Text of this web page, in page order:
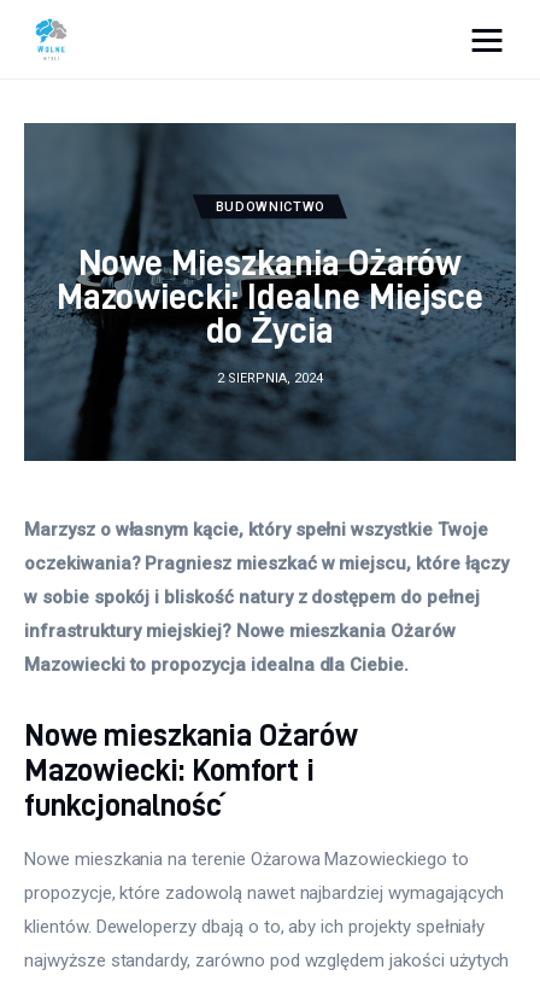
Biznes
Dom i ogród
Uroda
Zdrowie
Więcej
BUDOWNICTWO
Nowe Mieszkania Ożarów
Mazowiecki: Idealne Miejsce
do Życia
2 SIERPNIA, 2024
Marzysz o własnym kącie, który spełni wszystkie Twoje
oczekiwania? Pragniesz mieszkać w miejscu, które łączy
w sobie spokój i bliskość natury z dostępem do pełnej
infrastruktury miejskiej? Nowe mieszkania Ożarów
Mazowiecki to propozycja idealna dla Ciebie.
Nowe mieszkania Ożarów
Mazowiecki: Komfort i
funkcjonalność
Nowe mieszkania na terenie Ożarowa Mazowieckiego to
propozycje, które zadowolą nawet najbardziej wymagających
klientów. Deweloperzy dbają o to, aby ich projekty spełniały
najwyższe standardy, zarówno pod względem jakości użytych